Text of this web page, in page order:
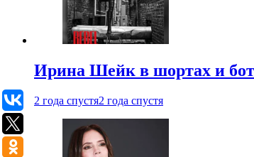
Ирина Шейк в шортах и
2 года спустя2 года спустя